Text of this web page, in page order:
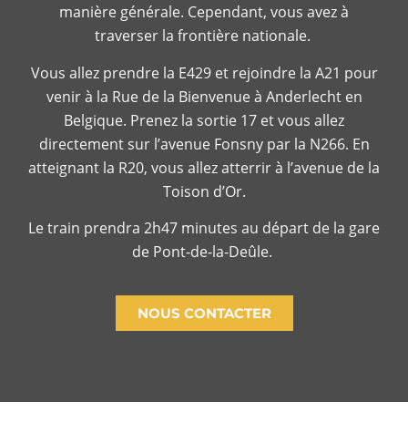
manière générale. Cependant, vous avez à
traverser la frontière nationale.
Vous allez prendre la E429 et rejoindre la A21 pour
venir à la Rue de la Bienvenue à Anderlecht en
Belgique. Prenez la sortie 17 et vous allez
directement sur l’avenue Fonsny par la N266. En
atteignant la R20, vous allez atterrir à l’avenue de la
Toison d’Or.
Le train prendra 2h47 minutes au départ de la gare
de Pont-de-la-Deûle.
NOUS CONTACTER